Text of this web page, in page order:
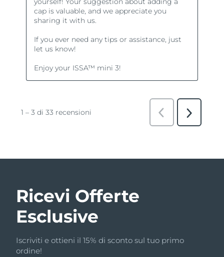
Ricevi Offerte
Esclusive
Iscriviti e ottieni il 15% di sconto sul tuo primo
ordine!